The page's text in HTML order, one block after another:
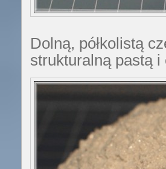
Dolną, półkolistą
strukturalną pastą